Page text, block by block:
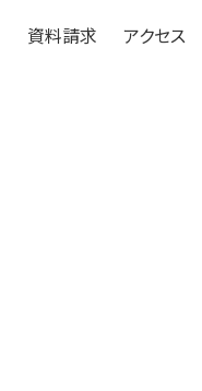
資料請求 アクセス